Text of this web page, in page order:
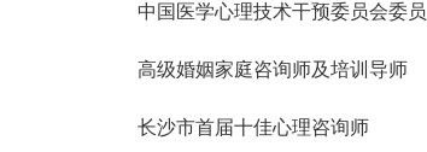
中国医学心理技术干预委员会委员
高级婚姻家庭咨询师及培训导师
长沙市首届十佳心理咨询师